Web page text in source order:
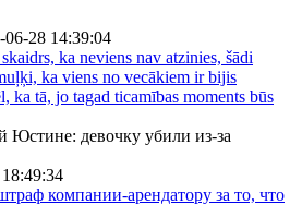
06-28 14:39:04
ka neviens nav atzinies, šādi
ka viens no vecākiem ir bijis
ka tā, jo tagad ticamības moments būs
Юстине: девочку убили из-за
компании-арендатору за то, что